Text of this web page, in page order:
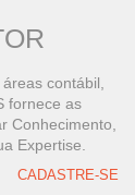
contábil,
fornece as
Conhecimento,
Expertise.
CADASTRE-SE